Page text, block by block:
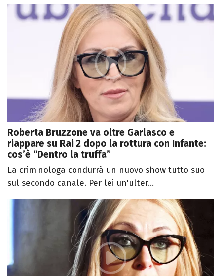
Roberta Bruzzone va oltre Garlasco e
riappare su Rai 2 dopo la rottura con Infante:
cos’è “Dentro la truffa”
La criminologa condurrà un nuovo show tutto suo
sul secondo canale. Per lei un'ulter...